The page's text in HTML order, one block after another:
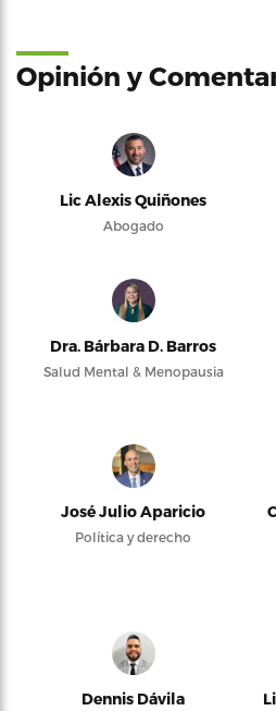
Opinión y
Lic Alexis Quiñones
Abogado
Dra. Bárbara D. Barros
Salud Mental & Menopausia
José Julio Aparicio
Política y derecho
Dennis Dávila